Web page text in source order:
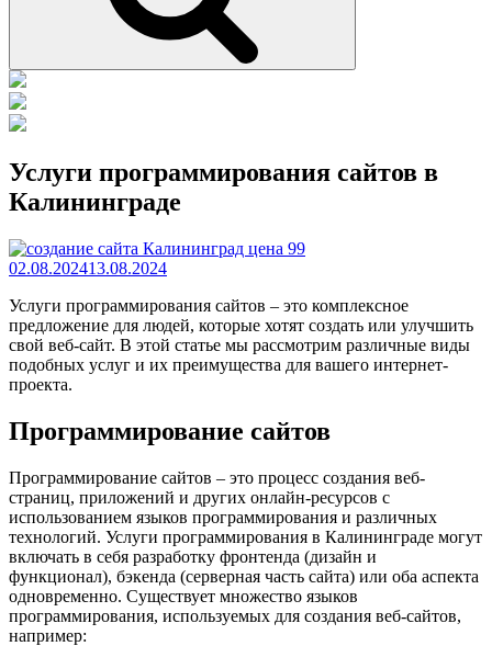
Услуги программирования сайтов в
Калининграде
02.08.202413.08.2024
Услуги программирования сайтов – это комплексное
предложение для людей, которые хотят создать или улучшить
свой веб-сайт. В этой статье мы рассмотрим различные виды
подобных услуг и их преимущества для вашего интернет-
проекта.
Программирование сайтов
Программирование сайтов – это процесс создания веб-
страниц, приложений и других онлайн-ресурсов с
использованием языков программирования и различных
технологий. Услуги программирования в Калининграде могут
включать в себя разработку фронтенда (дизайн и
функционал), бэкенда (серверная часть сайта) или оба аспекта
одновременно. Существует множество языков
программирования, используемых для создания веб-сайтов,
например: